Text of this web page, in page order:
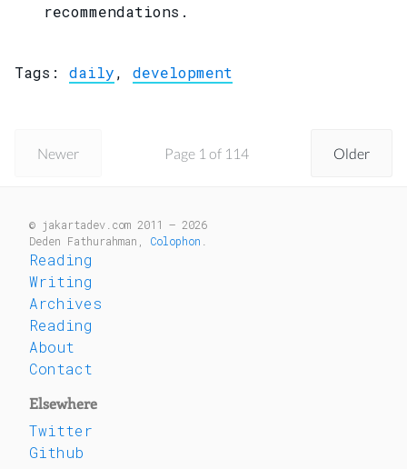
recommendations.
Tags: daily, development
Newer Older
Page 1 of 114
© jakartadev.com 2011 — 2026
Deden Fathurahman, Colophon
Reading
Writing
Archives
Reading
About
Contact
Elsewhere
Twitter
Github